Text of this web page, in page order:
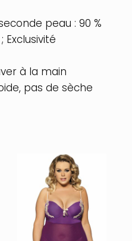
peau : 90 %
Exclusivité
à la main
pas de sèche